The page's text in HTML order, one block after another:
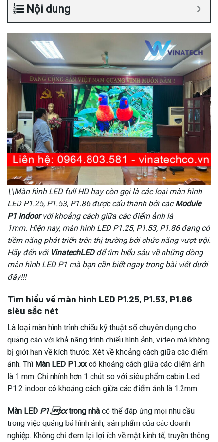
Nội dung
\\Màn hình LED full HD hay còn gọi là các loại màn hình
LED P1.25, P1.53, P1.86 được cấu thành bởi cácModule
P1 Indoorvới khoảng cách giữa các điểm ảnh là
1mm. Hiện nay, màn hình LED P1.25, P1.53, P1.86 đang có
tiềm năng phát triển trên thị trường bởi chức năng vượt trội.
Hãy đến với VinatechLEDđể tìm hiểu sâu về những dòng
màn hình LED P1 mà bạn cần biết ngay trong bài viết dưới
đây!!!
Tìm hiểu về màn hình LED P1.25, P1.53, P1.86
siêu sắc nét
Là loại màn hình trình chiếu kỹ thuật số chuyên dụng cho
quảng cáo với khả năng trình chiếu hình ảnh, video mà không
bị giới hạn về kích thước. Xét về khoảng cách giữa các điểm
ảnh. Thì Màn LED P1.xxcó khoảng cách giữa các điểm ảnh
là 1 mm. Chỉ nhỉnh hơn 1 chút so với siêu phẩm cabin Led
P1.2 indoor có khoảng cách giữa các điểm ảnh là 1.2mm.
Màn LED P1.xxtrong nhà có thể đáp ứng mọi nhu cầu
trong việc quảng bá hình ảnh, sản phẩm của các doanh
nghiệp. Không chỉ đem lại lợi ích về mặt kinh tế, truyền thông